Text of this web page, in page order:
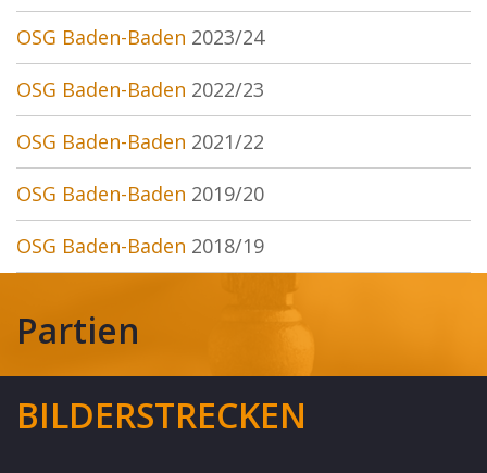
OSG Baden-Baden 2023/24
OSG Baden-Baden 2022/23
OSG Baden-Baden 2021/22
OSG Baden-Baden 2019/20
OSG Baden-Baden 2018/19
Partien
BILDERSTRECKEN